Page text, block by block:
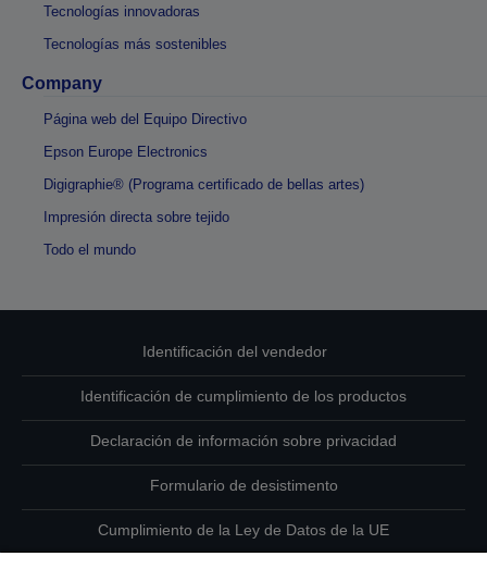
Tecnologías innovadoras
Tecnologías más sostenibles
Company
Página web del Equipo Directivo
Epson Europe Electronics
Digigraphie® (Programa certificado de bellas artes)
Impresión directa sobre tejido
Todo el mundo
Identificación del vendedor
Identificación de cumplimiento de los productos
Declaración de información sobre privacidad
Formulario de desistimento
Cumplimiento de la Ley de Datos de la UE